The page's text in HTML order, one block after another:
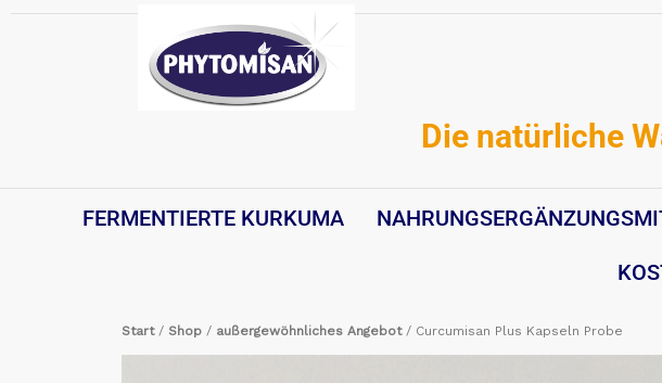
Zum
Die natürliche
FERMENTIERTE KURKUMA
Start/ Shop / außergewöhnliches Angebot/ Curcumisan Plus Kapseln Probe